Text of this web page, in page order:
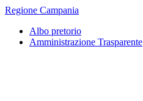
Regione Campania
Albo pretorio
Amministrazione Trasparente